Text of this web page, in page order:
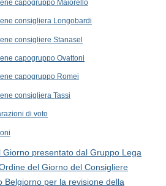
capogruppo Maiorello
consigliera Longobardi
consigliere Stanasel
capogruppo Ovattoni
capogruppo Romei
consigliera Tassi
di voto
Giorno presentato dal Gruppo Lega
del Giorno del Consigliere
Belgiorno per la revisione della